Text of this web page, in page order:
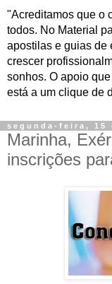
"Acreditamos que o
todos. No Material
apostilas e guias de
crescer
sonhos. O apoio
está a um clique de
segunda-feira, 15
Marinha,
inscrições